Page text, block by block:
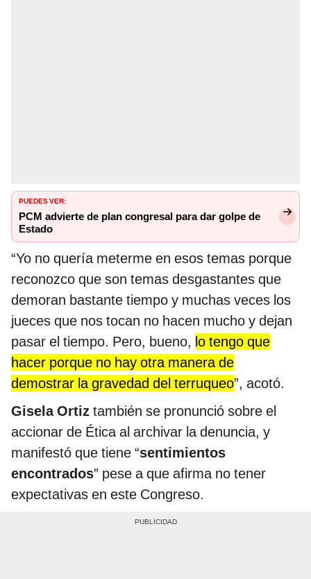
PUEDES VER:
PCM advierte de plan congresal para dar golpe de
Estado
“Yo no quería meterme en esos temas porque
reconozco que son temas desgastantes que
demoran bastante tiempo y muchas veces los
jueces que nos tocan no hacen mucho y dejan
pasar el tiempo. Pero, bueno, lo tengo que
hacer porque no hay otra manera de
demostrar la gravedad del terruqueo”, acotó.
Gisela Ortiz también se pronunció sobre el
accionar de Ética al archivar la denuncia, y
manifestó que tiene “sentimientos
encontrados” pese a que afirma no tener
expectativas en este Congreso.